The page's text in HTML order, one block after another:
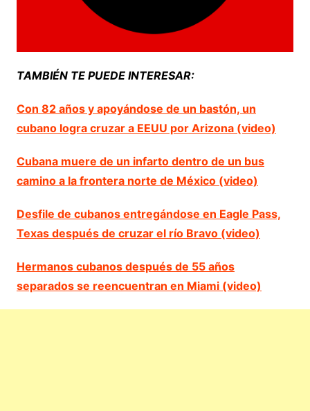
TAMBIÉN TE PUEDE INTERESAR:
Con 82 años y apoyándose de un bastón, un
cubano logra cruzar a EEUU por Arizona (video)
Cubana muere de un infarto dentro de un bus
camino a la frontera norte de México (video)
Desfile de cubanos entregándose en Eagle Pass,
Texas después de cruzar el río Bravo (video)
Hermanos cubanos después de 55 años
separados se reencuentran en Miami (video)